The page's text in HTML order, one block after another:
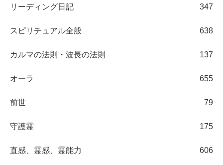
リーディング日記 347
スピリチュアル全般 638
カルマの法則・波長の法則 137
オーラ 655
前世 79
守護霊 175
直感、霊感、霊能力 606